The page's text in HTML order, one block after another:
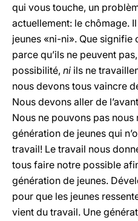
qui vous touche, un
actuellement: le chômage.
jeunes «ni-ni». Que signifie
parce qu’ils ne peuvent
possibilité, ni ils ne
nous devons tous vaincre
Nous devons aller de
Nous ne pouvons pas
génération de jeunes qui
travail! Le travail nous
tous faire notre possible
génération de jeunes.
pour que les jeunes
vient du travail. Une